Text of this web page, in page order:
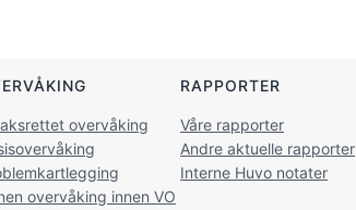
overvåking
overvåking innen VO
RAPPORTER
Våre rapporter
Andre aktuelle rapporter
Interne Huvo notater